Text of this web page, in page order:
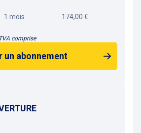
1 mois 174,00 €
comprise
un abonnement